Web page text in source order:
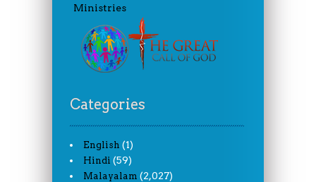
Ministries
Categories
English (1)
Hindi (59)
Malayalam (2,027)